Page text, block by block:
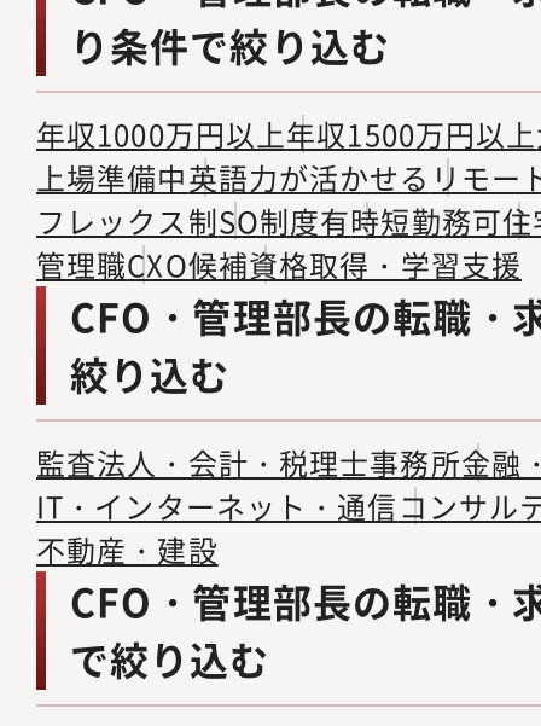
り条件で絞り込む
年収1000万円以上年収1500万円以上
上場準備中英語力が活かせる リモー
フレックス制SO制度有時短勤務可住
管理職CXO候補資格取得・学習支援
CFO・管理部長の転職・
絞り込む
監査法人・会計・税理士事務所金融
IT・インターネット・通信コンサル
不動産・建設
CFO・管理部長の転職・
で絞り込む